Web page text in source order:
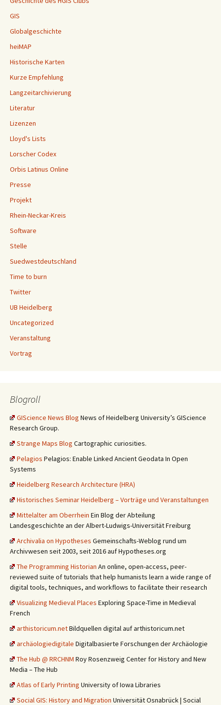
GIS
Globalgeschichte
heiMAP
Historische Karten
Kurze Empfehlung
Langzeitarchivierung
Literatur
Lizenzen
Lloyd's Lists
Lorscher Codex
Orbis Latinus Online
Presse
Projekt
Rhein-Neckar-Kreis
Software
Stelle
Suedwestdeutschland
Time to burn
Twitter
UB Heidelberg
Uncategorized
Veranstaltung
Vortrag
Blogroll
GIScience News Blog News of Heidelberg University’s GIScience
Research Group.
Strange Maps Blog Cartographic curiosities.
Pelagios Pelagios: Enable Linked Ancient Geodata In Open
Systems
Heidelberg Research Architecture (HRA)
Historisches Seminar Heidelberg – Vorträge und Veranstaltungen
Mittelalter am Oberrhein Ein Blog der Abteilung
Landesgeschichte an der Albert-Ludwigs-Universität Freiburg
Archivalia on Hypotheses Gemeinschafts-Weblog rund um
Archivwesen seit 2003, seit 2016 auf Hypotheses.org
The Programming Historian An online, open-access, peer-
reviewed suite of tutorials that help humanists learn a wide range of
digital tools, techniques, and workflows to facilitate their research
Visualizing Medieval Places Exploring Space-Time in Medieval
French
arthistoricum.netBildquellen digital auf arthistoricum.net
archäologiedigitale Digitalbasierte Forschungen der Archäologie
The Hub @ RRCHNM Roy Rosenzweig Center for History and New
Media – The Hub
Atlas of Early Printing University of Iowa Libraries
Social GIS: History and Migration Universität Osnabrück | Social